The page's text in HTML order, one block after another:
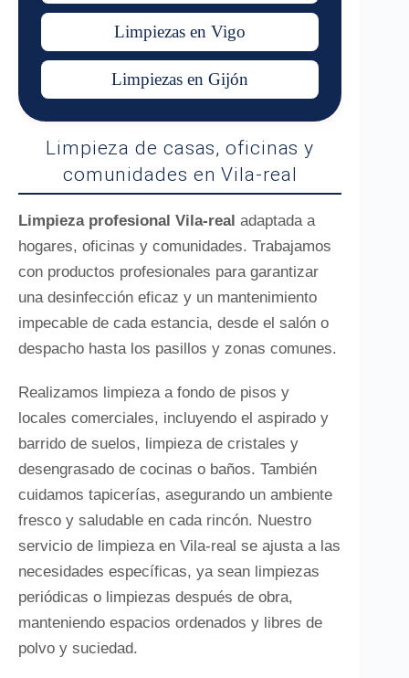
Limpiezas en Vigo
Limpiezas en Gijón
Limpieza de casas, oficinas y
comunidades en Vila-real
Limpieza profesional Vila-real adaptada a
hogares, oficinas y comunidades. Trabajamos
con productos profesionales para garantizar
una desinfección eficaz y un mantenimiento
impecable de cada estancia, desde el salón o
despacho hasta los pasillos y zonas comunes.
Realizamos limpieza a fondo de pisos y
locales comerciales, incluyendo el aspirado y
barrido de suelos, limpieza de cristales y
desengrasado de cocinas o baños. También
cuidamos tapicerías, asegurando un ambiente
fresco y saludable en cada rincón. Nuestro
servicio de limpieza en Vila-real se ajusta a las
necesidades específicas, ya sean limpiezas
periódicas o limpiezas después de obra,
manteniendo espacios ordenados y libres de
polvo y suciedad.